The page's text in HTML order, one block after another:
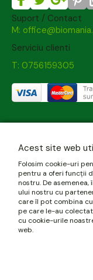
Suport / Contact
M:
Serviciu clienti
T: 0756159305
Acest site web
Folosim cookie-uri
pentru a oferi funcții
nostru. De
ului nostru cu
care îl pot combina
pe care le-au
cu cookie-urile
web.